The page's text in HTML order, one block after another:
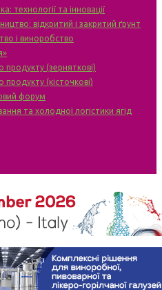
технології та інновації
відкритий і закритий ґрунт
і виноробство
продукту (зерняткові)
продукту (кісточкові)
форум
та холодної логістики ягід